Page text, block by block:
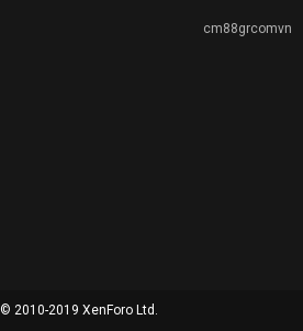
cm88grcomvn
© 2010-2019 XenForo Ltd.